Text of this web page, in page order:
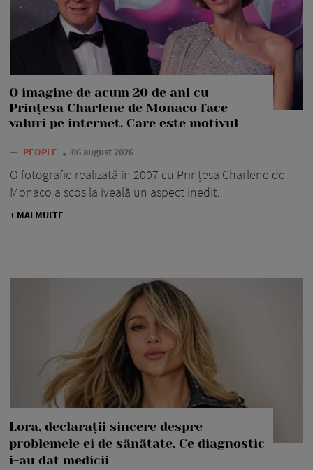
O imagine de acum 20 de ani cu
Prințesa Charlene de Monaco face
valuri pe internet. Care este motivul
— PEOPLE 06 august 2026
O fotografie realizată în 2007 cu Prințesa Charlene de
Monaco a scos la iveală un aspect inedit.
+ MAI MULTE
Lora, declarații sincere despre
problemele ei de sănătate. Ce diagnostic
i-au dat medicii